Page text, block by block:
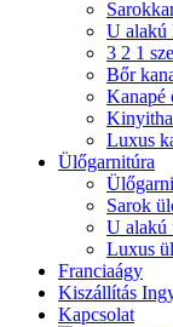
U alakú
3 2 1
Bőr
Kanapé
Luxus
Ülőgarnitúra
Sarok
U alakú
Luxus
Franciaágy
Kiszállítás
Kapcsolat